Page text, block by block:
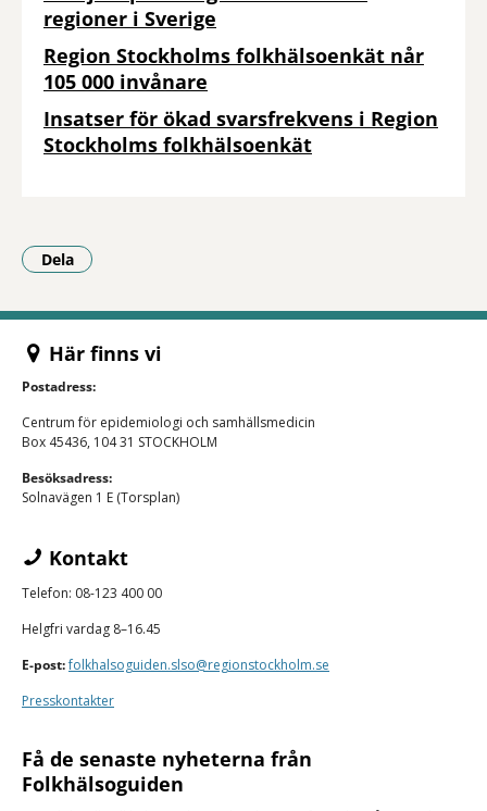
regioner i Sverige
Region Stockholms folkhälsoenkät når
105 000 invånare
Insatser för ökad svarsfrekvens i Region
Stockholms folkhälsoenkät
Dela
- Klicka för att öppna delningsalternativ.
Här finns vi
Postadress:
Centrum för epidemiologi och samhällsmedicin
Box 45436, 104 31 STOCKHOLM
Besöksadress:
Solnavägen 1 E (Torsplan)
Kontakt
Telefon: 08-123 400 00
Helgfri vardag 8–16.45
E-post:folkhalsoguiden.slso@regionstockholm.se
Presskontakter
Få de senaste nyheterna från
Folkhälsoguiden